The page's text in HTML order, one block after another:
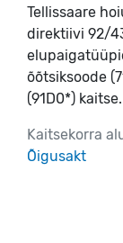
Tellissaare
direktiivi 92/
õõtsiksoode
(91D0*) kaitse.
Kaitsekorra
Õigusakt